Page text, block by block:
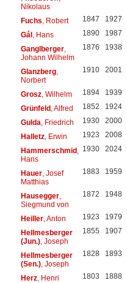
Nikolaus
Fuchs , Robert 1847 1927
Gál, Hans 1890 1987
Ganglberger,
Johann Wilhelm
1876 1938
Glanzberg,
Norbert
1910 2001
Grosz, Wilhelm 1894 1939
Grünfeld, Alfred 1852 1924
Gulda , Friedrich 1930 2000
Halletz, Erwin 1923 2008
Hammerschmid,
Hans
1930 2024
Hauer, Josef
Matthias
1883 1959
Hausegger,
Siegmund von
1872 1948
Heiller, Anton 1923 1979
Hellmesberger
(Jun.), Joseph
1855 1907
Hellmesberger
(Sen.), Joseph
1828 1893
Herz, Henri 1803 1888